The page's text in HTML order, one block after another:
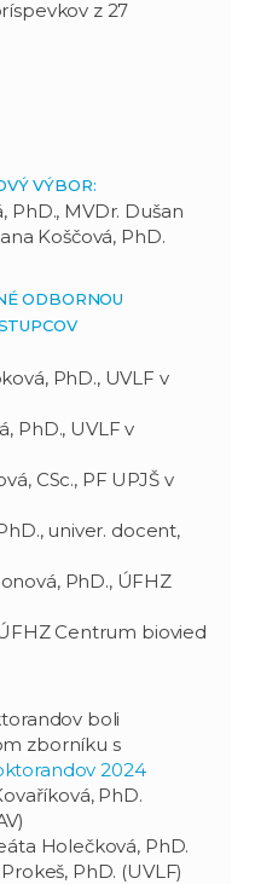
z 27
VÝBOR:
PhD., MVDr. Dušan
Koščová, PhD.
ODBORNOU
PhD., UVLF v
PhD., UVLF v
CSc., PF UPJŠ v
univer. docent,
PhD., ÚFHZ
Centrum biovied
boli
zborníku s
2024
PhD.
Holečková, PhD.
PhD. (UVLF)